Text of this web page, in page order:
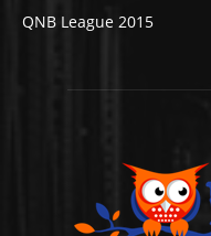
QNB League 2015